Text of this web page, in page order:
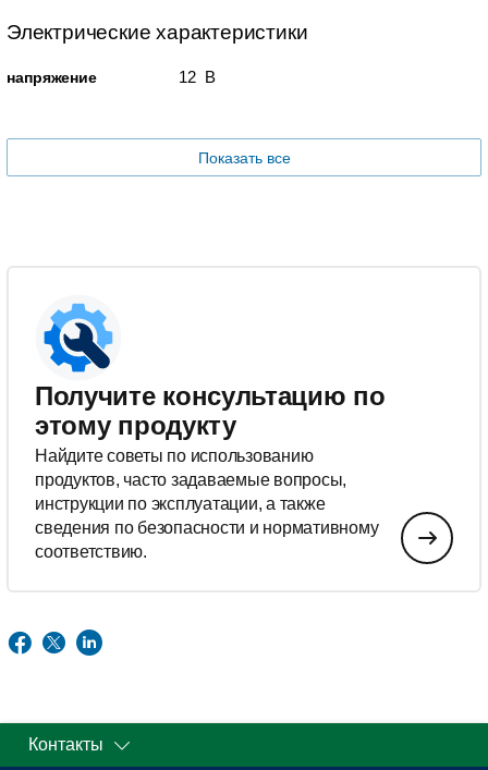
Электрические характеристики
напряжение 12 В
Показать все
Получите консультацию по
этому продукту
Найдите советы по использованию
продуктов, часто задаваемые вопросы,
инструкции по эксплуатации, а также
сведения по безопасности и нормативному
соответствию.
Контакты